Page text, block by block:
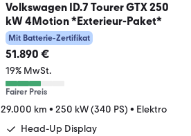
Volkswagen ID.7 Tourer GTX 250
kW 4Motion *Exterieur-Paket*
Mit Batterie-Zertifikat
51.890 €
19% MwSt.
Fairer Preis
29.000 km • 250 kW (340 PS) • Elektro
Head-Up Display